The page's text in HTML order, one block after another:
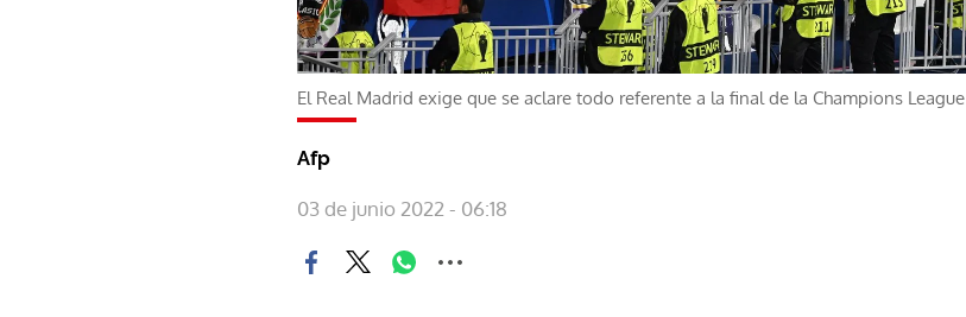
El Real Madrid exige que se aclare todo referente a la final de la Champions League
Afp
03 de junio 2022 - 06:18